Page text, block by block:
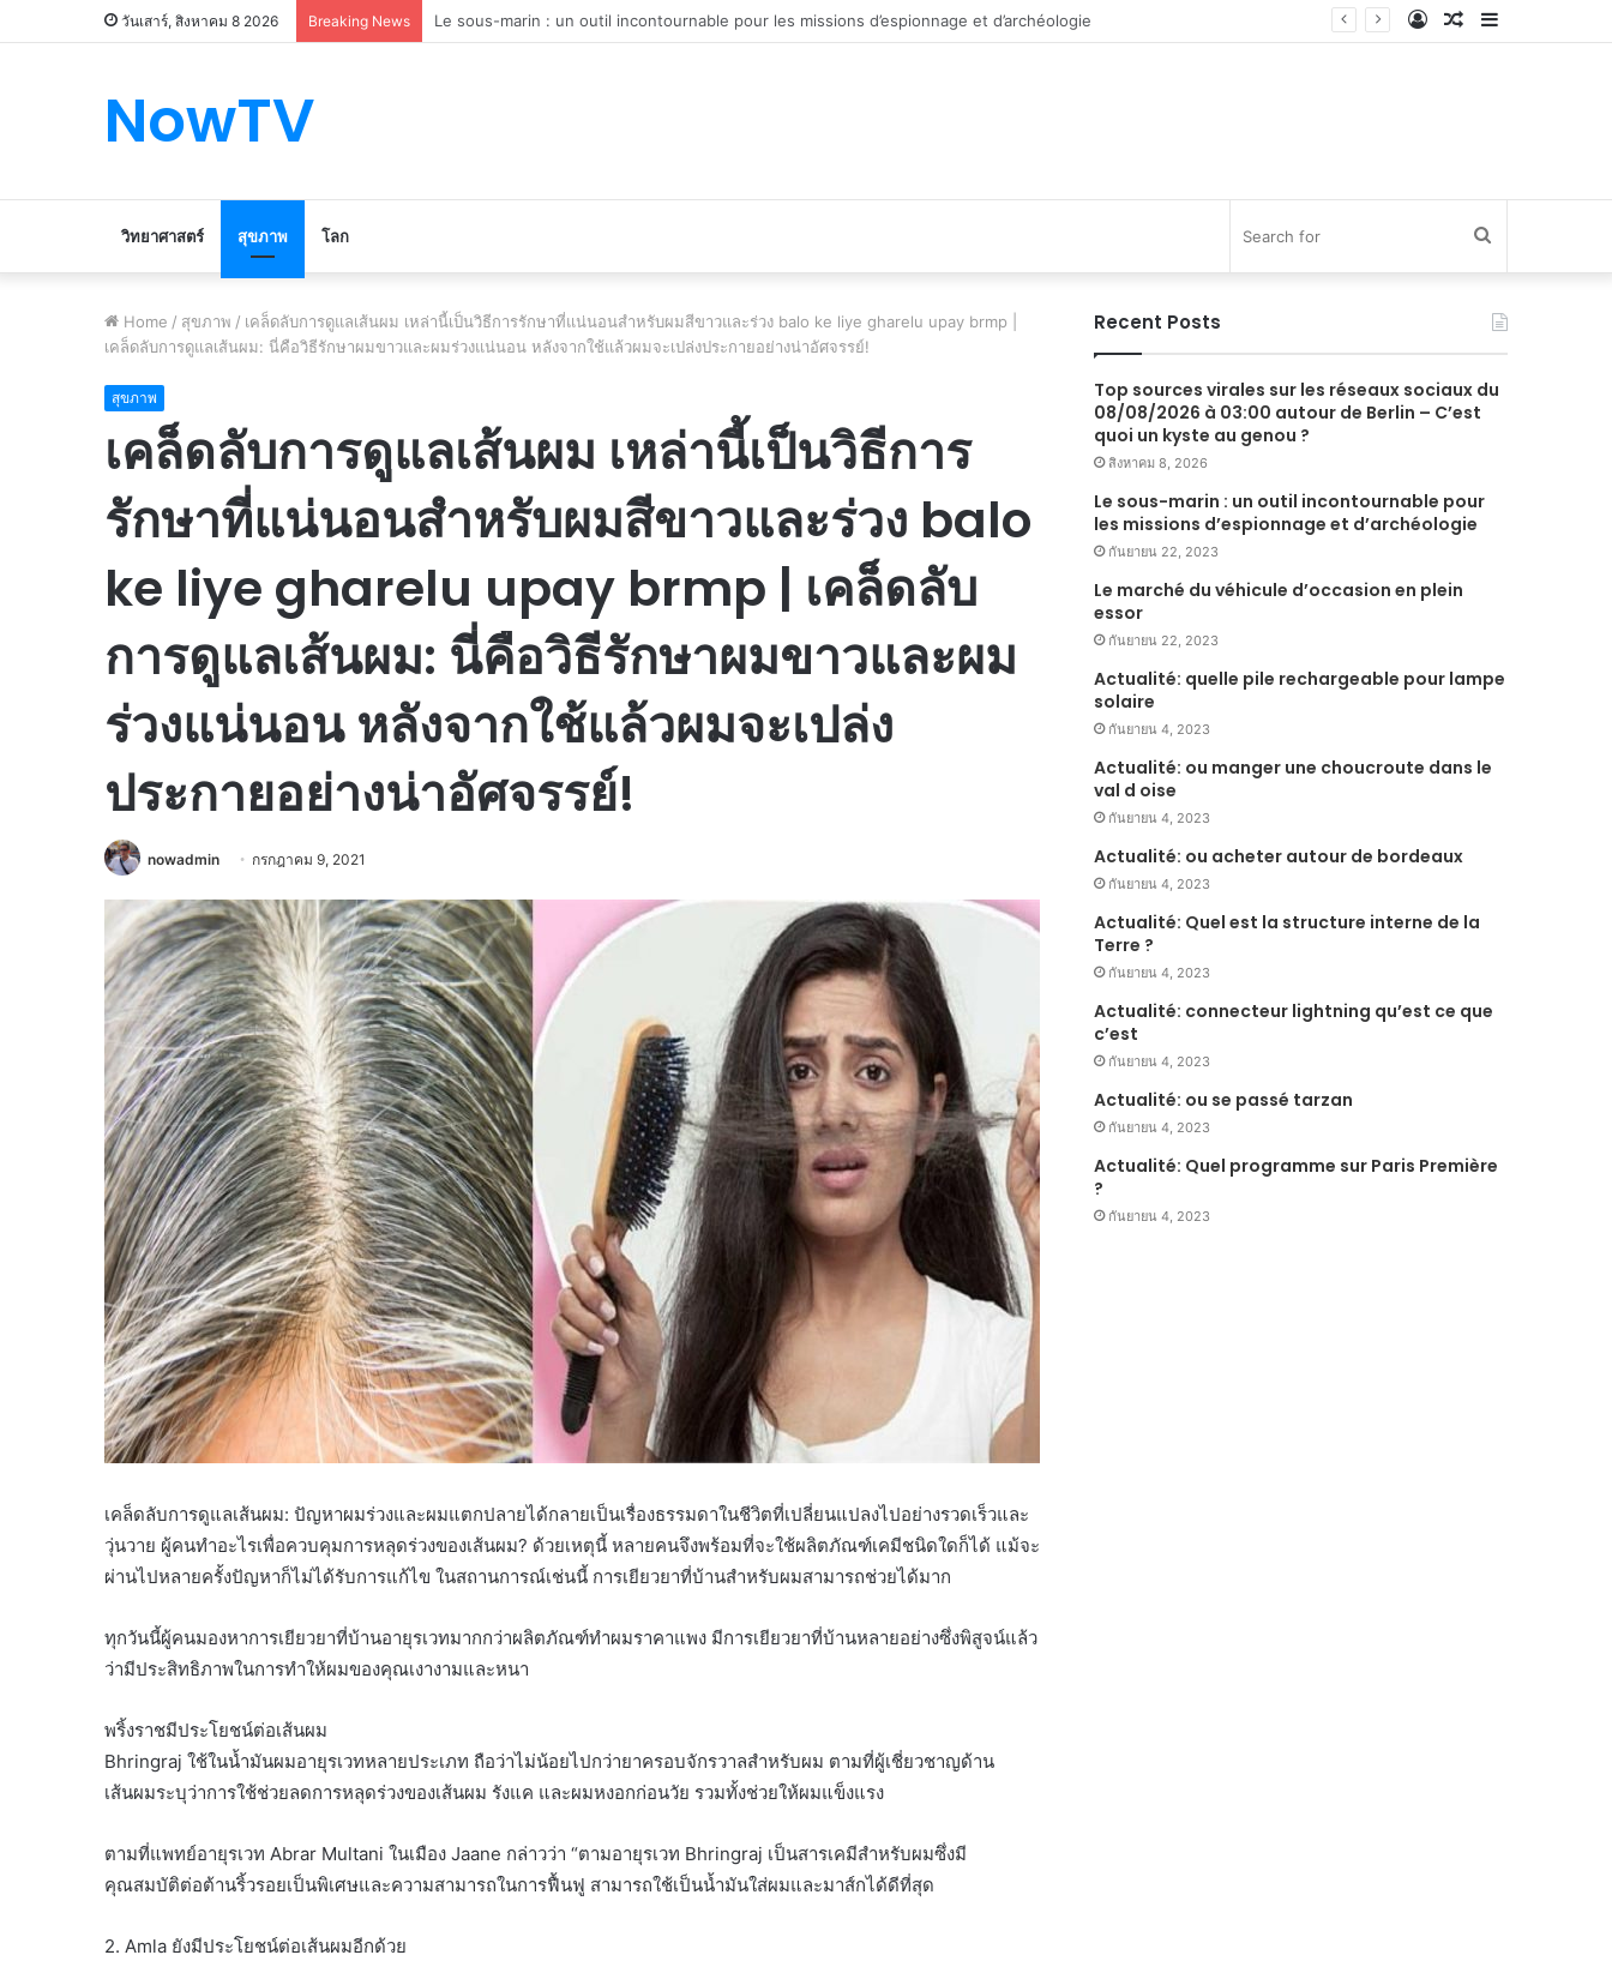
วันเสาร์, สิงหาคม 8 2026 Breaking News Le marché du véhicule d’occasion en plein essor Sidebar
Random
Log
NowTV
วิทยาศาสตร์ สุขภาพ โลก
Home / สุขภาพ / เคล็ดลับการดูแลเส้นผม เหล่านี้เป็นวิธีการรักษาที่แน่นอนสำหรับผมสีขาวและร่วง balo ke liye gharelu upay brmp |
เคล็ดลับการดูแลเส้นผม: นี่คือวิธีรักษาผมขาวและผมร่วงแน่นอน หลังจากใช้แล้วผมจะเปล่งประกายอย่างน่าอัศจรรย์!
สุขภาพ
เคล็ดลับการดูแลเส้นผม เหล่านี้เป็นวิธีการ
รักษาที่แน่นอนสำหรับผมสีขาวและร่วง balo
ke liye gharelu upay brmp | เคล็ดลับ
การดูแลเส้นผม: นี่คือวิธีรักษาผมขาวและผม
ร่วงแน่นอน หลังจากใช้แล้วผมจะเปล่ง
ประกายอย่างน่าอัศจรรย์!
nowadmin กรกฎาคม 9, 2021
เคล็ดลับการดูแลเส้นผม: ปัญหาผมร่วงและผมแตกปลายได้กลายเป็นเรื่องธรรมดาในชีวิตที่เปลี่ยนแปลงไปอย่างรวดเร็วและ
วุ่นวาย ผู้คนทำอะไรเพื่อควบคุมการหลุดร่วงของเส้นผม? ด้วยเหตุนี้ หลายคนจึงพร้อมที่จะใช้ผลิตภัณฑ์เคมีชนิดใดก็ได้ แม้จะ
ผ่านไปหลายครั้งปัญหาก็ไม่ได้รับการแก้ไข ในสถานการณ์เช่นนี้ การเยียวยาที่บ้านสำหรับผมสามารถช่วยได้มาก
ทุกวันนี้ผู้คนมองหาการเยียวยาที่บ้านอายุรเวทมากกว่าผลิตภัณฑ์ทำผมราคาแพง มีการเยียวยาที่บ้านหลายอย่างซึ่งพิสูจน์แล้ว
ว่ามีประสิทธิภาพในการทำให้ผมของคุณเงางามและหนา
พริ้งราชมีประโยชน์ต่อเส้นผม
Bhringraj ใช้ในน้ำมันผมอายุรเวทหลายประเภท ถือว่าไม่น้อยไปกว่ายาครอบจักรวาลสำหรับผม ตามที่ผู้เชี่ยวชาญด้าน
เส้นผมระบุว่าการใช้ช่วยลดการหลุดร่วงของเส้นผม รังแค และผมหงอกก่อนวัย รวมทั้งช่วยให้ผมแข็งแรง
ตามที่แพทย์อายุรเวท Abrar Multani ในเมือง Jaane กล่าวว่า “ตามอายุรเวท Bhringraj เป็นสารเคมีสำหรับผมซึ่งมี
คุณสมบัติต่อต้านริ้วรอยเป็นพิเศษและความสามารถในการฟื้นฟู สามารถใช้เป็นน้ำมันใส่ผมและมาส์กได้ดีที่สุด
2. Amla ยังมีประโยชน์ต่อเส้นผมอีกด้วย
Recent Posts
Top sources virales sur les réseaux sociaux du
08/08/2026 à 03:00 autour de Berlin – C’est
quoi un kyste au genou ?
สิงหาคม 8, 2026
Le sous-marin : un outil incontournable pour
les missions d’espionnage et d’archéologie
กันยายน 22, 2023
Le marché du véhicule d’occasion en plein
essor
กันยายน 22, 2023
Actualité: quelle pile rechargeable pour lampe
solaire
กันยายน 4, 2023
Actualité: ou manger une choucroute dans le
val d oise
กันยายน 4, 2023
Actualité: ou acheter autour de bordeaux
กันยายน 4, 2023
Actualité: Quel est la structure interne de la
Terre ?
กันยายน 4, 2023
Actualité: connecteur lightning qu’est ce que
c’est
กันยายน 4, 2023
Actualité: ou se passé tarzan
กันยายน 4, 2023
Actualité: Quel programme sur Paris Première
?
กันยายน 4, 2023